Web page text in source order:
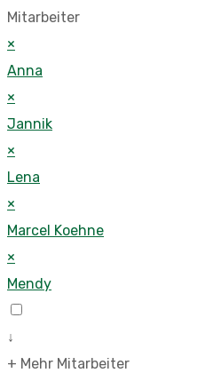
Mitarbeiter
×
Anna
×
Jannik
×
Lena
×
Marcel Koehne
×
Mendy
↓
+ Mehr Mitarbeiter